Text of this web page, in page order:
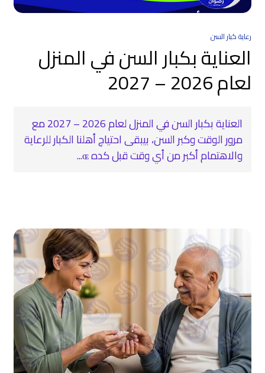
رعاية كبار السن
العناية بكبار السن في المنزل
لعام 2026 – 2027
العناية بكبار السن في المنزل لعام 2026 – 2027 مع
مرور الوقت وكبر السن، بيبقى احتياج أهلنا الكبار للرعاية
والاهتمام أكبر من أي وقت قبل كده ɶ...